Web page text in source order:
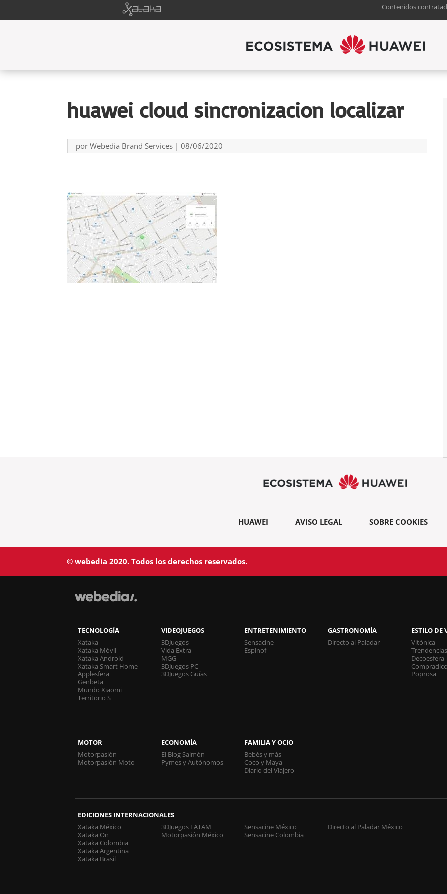
Contenidos
huawei cloud sincronizacion localizar
porWebedia Brand Services |08/06/2020
HUAWEI AVISO LEGAL SOBRE COOKIES
© webedia 2020. Todos los derechos reservados.
TECNOLOGÍA
Xataka
Xataka Móvil
Xataka Android
Xataka Smart Home
Applesfera
Genbeta
Mundo Xiaomi
Territorio S
VIDEOJUEGOS
3DJuegos
Vida Extra
MGG
3DJuegos PC
3DJuegos Guías
ENTRETENIMIENTO
Sensacine
Espinof
GASTRONOMÍA
Directo al Paladar
ESTILO DE
Vitónica
Trendencias
Decoesfera
Poprosa
MOTOR
Motorpasión
Motorpasión Moto
ECONOMÍA
El Blog Salmón
Pymes y Autónomos
FAMILIA Y OCIO
Bebés y más
Coco y Maya
Diario del Viajero
EDICIONES INTERNACIONALES
Xataka México
Xataka On
Xataka Colombia
Xataka Argentina
Xataka Brasil
3DJuegos LATAM
Motorpasión México
Sensacine México
Sensacine Colombia
Directo al Paladar México